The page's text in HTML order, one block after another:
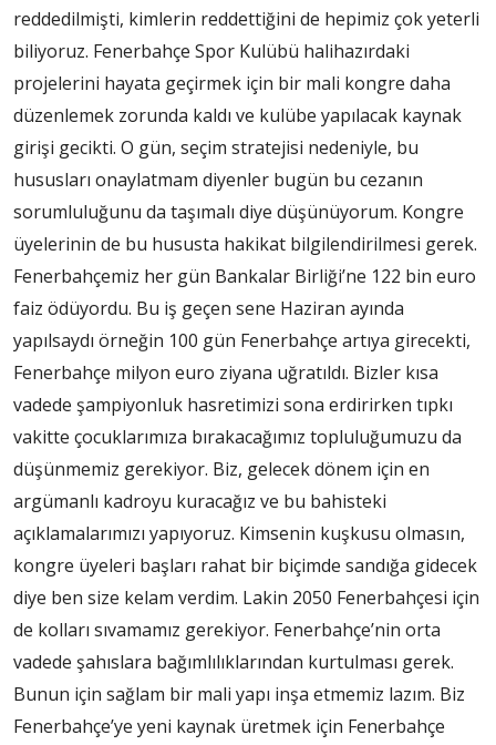
reddedilmişti, kimlerin reddettiğini de hepimiz çok yeterli
biliyoruz. Fenerbahçe Spor Kulübü halihazırdaki
projelerini hayata geçirmek için bir mali kongre daha
düzenlemek zorunda kaldı ve kulübe yapılacak kaynak
girişi gecikti. O gün, seçim stratejisi nedeniyle, bu
hususları onaylatmam diyenler bugün bu cezanın
sorumluluğunu da taşımalı diye düşünüyorum. Kongre
üyelerinin de bu hususta hakikat bilgilendirilmesi gerek.
Fenerbahçemiz her gün Bankalar Birliği’ne 122 bin euro
faiz ödüyordu. Bu iş geçen sene Haziran ayında
yapılsaydı örneğin 100 gün Fenerbahçe artıya girecekti,
Fenerbahçe milyon euro ziyana uğratıldı. Bizler kısa
vadede şampiyonluk hasretimizi sona erdirirken tıpkı
vakitte çocuklarımıza bırakacağımız topluluğumuzu da
düşünmemiz gerekiyor. Biz, gelecek dönem için en
argümanlı kadroyu kuracağız ve bu bahisteki
açıklamalarımızı yapıyoruz. Kimsenin kuşkusu olmasın,
kongre üyeleri başları rahat bir biçimde sandığa gidecek
diye ben size kelam verdim. Lakin 2050 Fenerbahçesi için
de kolları sıvamamız gerekiyor. Fenerbahçe’nin orta
vadede şahıslara bağımlılıklarından kurtulması gerek.
Bunun için sağlam bir mali yapı inşa etmemiz lazım. Biz
Fenerbahçe’ye yeni kaynak üretmek için Fenerbahçe